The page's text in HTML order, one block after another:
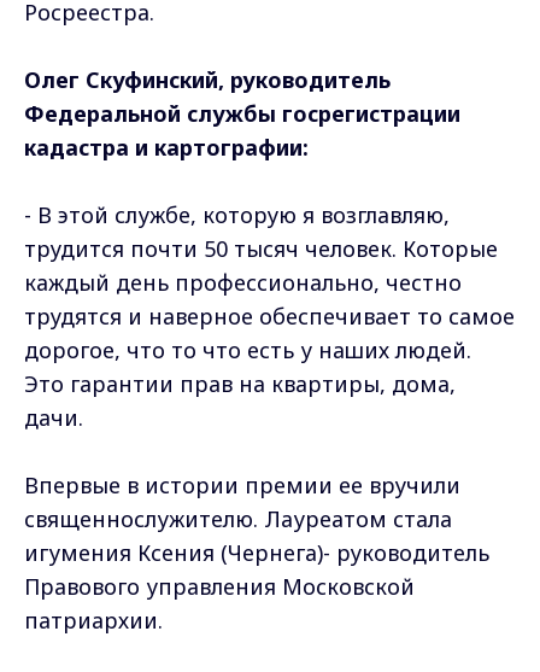
Росреестра.
Олег Скуфинский, руководитель
Федеральной службы госрегистрации
кадастра и картографии:
- В этой службе, которую я возглавляю,
трудится почти 50 тысяч человек. Которые
каждый день профессионально, честно
трудятся и наверное обеспечивает то самое
дорогое, что то что есть у наших людей.
Это гарантии прав на квартиры, дома,
дачи.
Впервые в истории премии ее вручили
священнослужителю. Лауреатом стала
игумения Ксения (Чернега)- руководитель
Правового управления Московской
патриархии.